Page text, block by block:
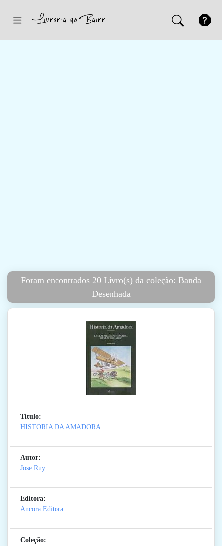
Foram encontrados 20 Livro(s) da coleção: Banda
Desenhada
Titulo:
HISTORIA DA AMADORA
Autor:
Jose Ruy
Editora:
Ancora Editora
Coleção: